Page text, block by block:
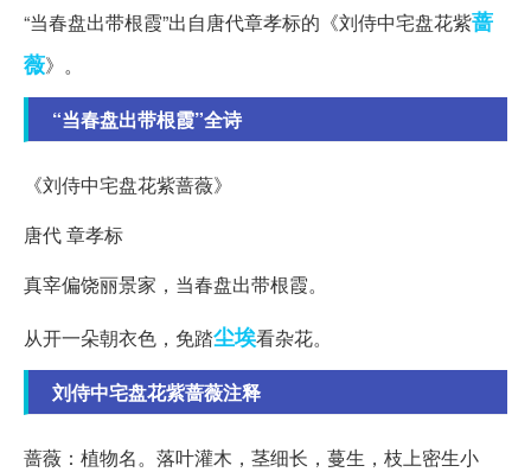
“当春盘出带根霞”出自唐代章孝标的《刘侍中宅盘花紫蔷
薇》。
“当春盘出带根霞”全诗
《刘侍中宅盘花紫蔷薇》
唐代 章孝标
真宰偏饶丽景家，当春盘出带根霞。
从开一朵朝衣色，免踏尘埃看杂花。
刘侍中宅盘花紫蔷薇注释
蔷薇：植物名。落叶灌木，茎细长，蔓生，枝上密生小